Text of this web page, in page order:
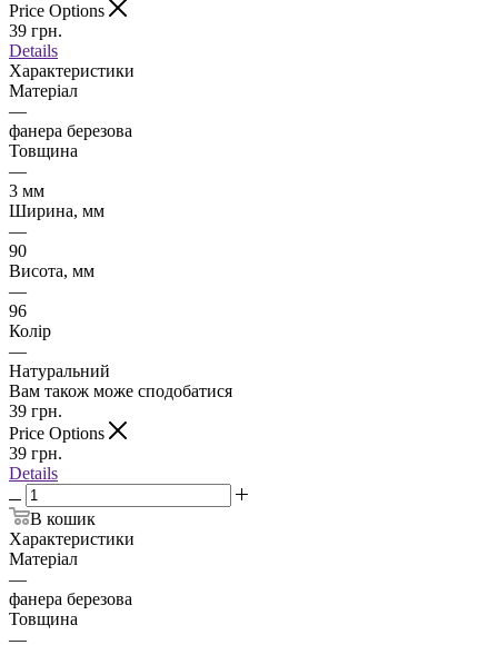
Price Options
39 грн.
Details
Характеристики
Матеріал
—
фанера березова
Товщина
—
3 мм
Ширина, мм
—
90
Висота, мм
—
96
Колір
—
Натуральний
Вам також може сподобатися
39 грн.
Price Options
39 грн.
Details
В кошик
Характеристики
Матеріал
—
фанера березова
Товщина
—